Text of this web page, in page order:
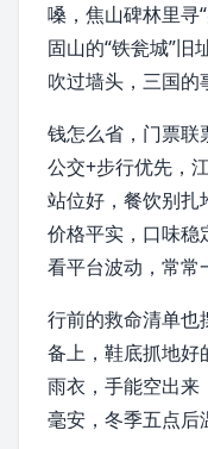
嗓，焦山碑林里寻“
固山的“铁瓮城”旧
吹过墙头，三国的
钱怎么省，门票联
公交+步行优先，
站位好，餐饮别扎
价格平实，口味稳
看平台波动，常常
行前的救命清单也
备上，鞋底抓地好
雨衣，手能空出来
毫安，冬季五点后